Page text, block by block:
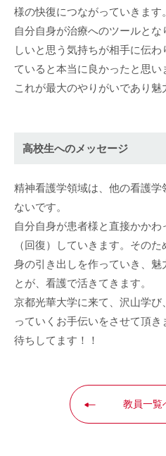
様の快復につながっていきます。
自分自身が治療へのツールと
しいと思う気持ちが相手に伝
ていると本当に良かったと思い
これが最大のやりがいであり魅
高校生へのメッセージ
精神看護学領域は、他の看護
ないです。
自分自身が患者様と直接かか
（回復）していきます。その
身の引き出しを作っていき、魅
とが、看護で活きてきます。
京都光華大学に来て、沢山学
っていくお手伝いをさせて頂
待ちしてます！！
教員一覧